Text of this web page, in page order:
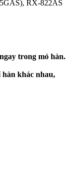
RX-822AS
trong mỏ hàn.
khác nhau,